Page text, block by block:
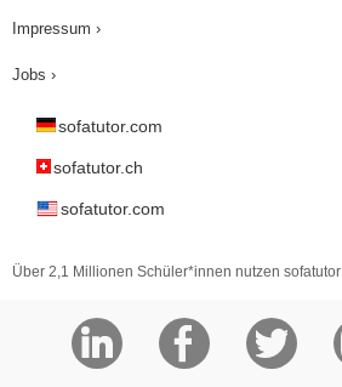
Impressum ›
Jobs ›
sofatutor.com
sofatutor.ch
sofatutor.com
Über 2,1 Millionen Schüler*innen nutzen sofatutor